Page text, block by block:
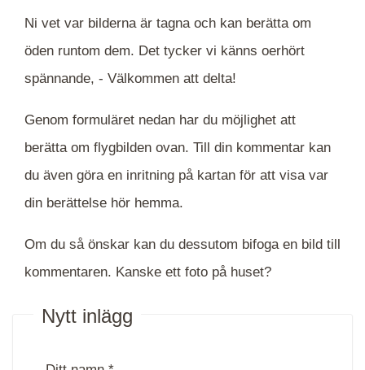
Ni vet var bilderna är tagna och kan berätta om
öden runtom dem. Det tycker vi känns oerhört
spännande, - Välkommen att delta!
Genom formuläret nedan har du möjlighet att
berätta om flygbilden ovan. Till din kommentar kan
du även göra en inritning på kartan för att visa var
din berättelse hör hemma.
Om du så önskar kan du dessutom bifoga en bild till
kommentaren. Kanske ett foto på huset?
Nytt inlägg